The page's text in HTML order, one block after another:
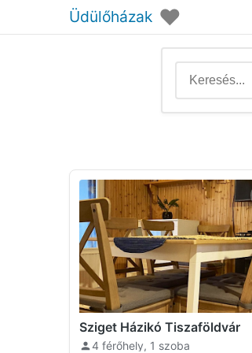
Üdülőházak ♥
Sziget Házikó Tiszaföldvár
4 férőhely, 1 szoba